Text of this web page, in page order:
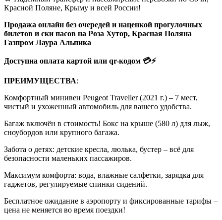
Красной Поляне, Крыму и всей России!
Продажа онлайн без очередей и наценкой прогулочных
билетов и ски пасов на Роза Хутор, Красная Поляна
Газпром Лаура Альпика
Доступна оплата картой или qr-кодом 💳⚡️
ПРЕИМУЩЕСТВА:
Комфортный минивен Peugeot Traveller (2021 г.) – 7 мест,
чистый и ухоженный автомобиль для вашего удобства.
Багаж включён в стоимость! Бокс на крыше (580 л) для лыж,
сноубордов или крупного багажа.
Забота о детях: детские кресла, люлька, бустер – всё для
безопасности маленьких пассажиров.
Максимум комфорта: вода, влажные салфетки, зарядка для
гаджетов, регулируемые спинки сидений.
Бесплатное ожидание в аэропорту и фиксированные тарифы –
цена не меняется во время поездки!